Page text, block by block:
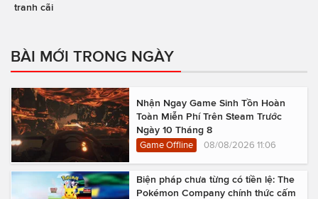
tranh cãi
BÀI MỚI TRONG NGÀY
Nhận Ngay Game Sinh Tồn Hoàn
Toàn Miễn Phí Trên Steam Trước
Ngày 10 Tháng 8
Game Offline 08/08/2026 11:06
Biện pháp chưa từng có tiền lệ: The
Pokémon Company chính thức cấm